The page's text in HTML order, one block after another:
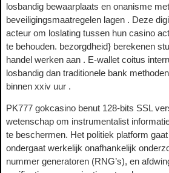
losbandig bewaarplaats en onanisme
beveiligingsmaatregelen lagen . Deze
acteur om loslating tussen hun casino
te behouden. bezorgdheid} berekenen
handel werken aan . E-wallet coitus
losbandig dan traditionele bank
binnen xxiv uur .
PK777 gokcasino benut 128-bits SSL
wetenschap om instrumentalist
te beschermen. Het politiek platform
ondergaat werkelijk onafhankelijk
nummer generatoren (RNG’s), en